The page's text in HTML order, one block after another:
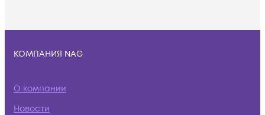
КОМПАНИЯ NAG
О компании
Новости